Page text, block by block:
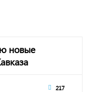
новые
217